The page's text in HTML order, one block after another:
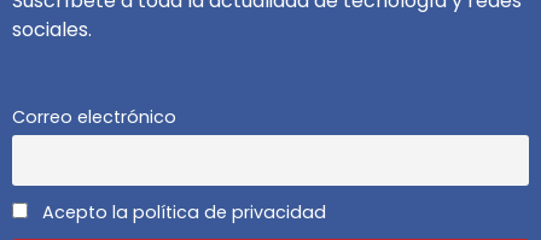
sociales.
Correo electrónico
Acepto la política de privacidad